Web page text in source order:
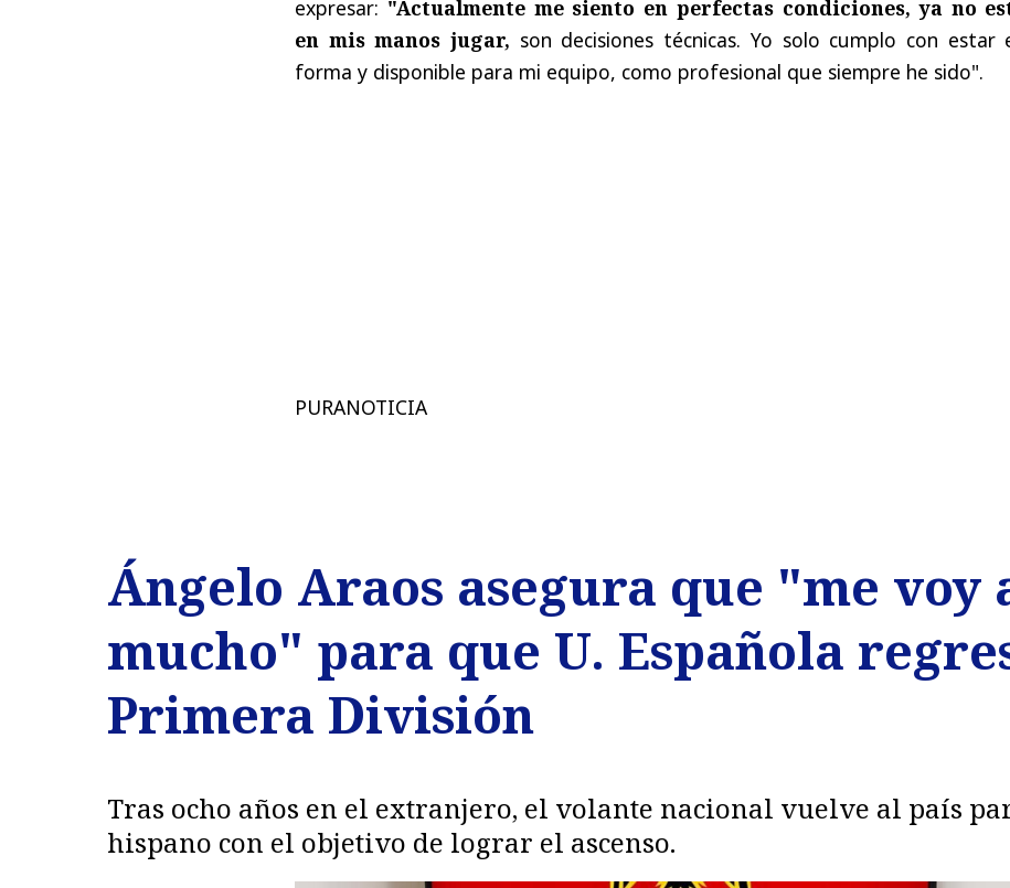
expresar: "Actualmente me siento en perfectas condiciones, ya no
en mis manos jugar, son decisiones técnicas. Yo solo cumplo con estar
forma y disponible para mi equipo, como profesional que siempre he sido".
PURANOTICIA
Ángelo Araos asegura que "me voy
mucho" para que U. Española
Primera División
Tras ocho años en el extranjero, el volante nacional vuelve al país
hispano con el objetivo de lograr el ascenso.